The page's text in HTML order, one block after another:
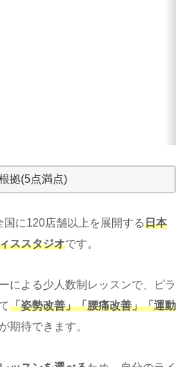
拠(5点満点)
に120店舗以上を展開する日本
ススタジオです。
による少人数制レッスンで、ピラ
「姿勢改善」「腰痛改善」「運動
期待できます。